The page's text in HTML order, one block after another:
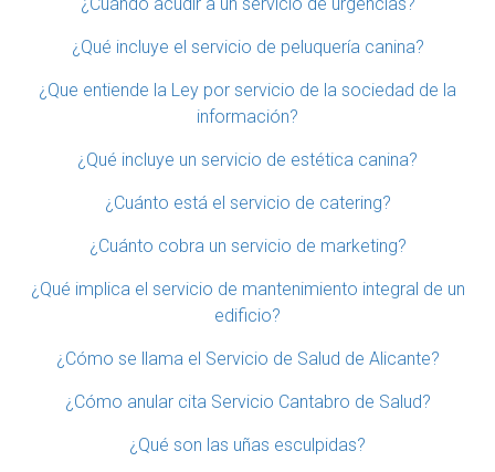
¿Qué incluye el servicio de peluquería canina?
¿Que entiende la Ley por servicio de la sociedad de la
información?
¿Qué incluye un servicio de estética canina?
¿Cuánto está el servicio de catering?
¿Cuánto cobra un servicio de marketing?
¿Qué implica el servicio de mantenimiento integral de un
edificio?
¿Cómo se llama el Servicio de Salud de Alicante?
¿Cómo anular cita Servicio Cantabro de Salud?
¿Qué son las uñas esculpidas?